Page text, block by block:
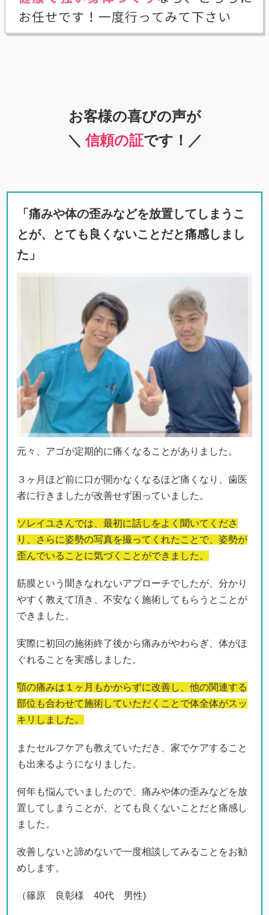
お客様の喜びの声が
＼信頼の証です！／
「痛みや体の歪みなどを放置してしまうこ
とが、とても良くないことだと痛感しまし
た」
元々、アゴが定期的に痛くなることがありました。
３ヶ月ほど前に口が開かなくなるほど痛くなり、歯医
者に行きましたが改善せず困っていました。
ソレイユさんでは、最初に話しをよく聞いてくださ
り、さらに姿勢の写真を撮ってくれたことで、姿勢が
歪んでいることに気づくことができました。
筋膜という聞きなれないアプローチでしたが、分かり
やすく教えて頂き、不安なく施術してもらうとことが
できました。
実際に初回の施術終了後から痛みがやわらぎ、体がほ
ぐれることを実感しました。
顎の痛みは１ヶ月もかからずに改善し、他の関連する
部位も合わせて施術していただくことで体全体がスッ
キリしました。
またセルフケアも教えていただき、家でケアすること
も出来るようになりました。
何年も悩んでいましたので、痛みや体の歪みなどを放
置してしまうことが、とても良くないことだと痛感し
ました。
改善しないと諦めないで一度相談してみることをお勧
めします。
（篠原 良彰様 40代 男性)